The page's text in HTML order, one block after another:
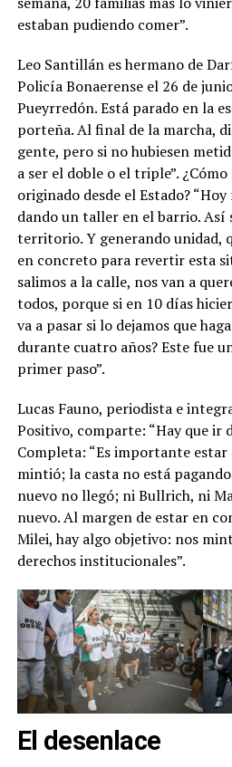
estaban pudiendo comer”.
Leo Santillán es hermano de
Policía Bonaerense el 26 de
Pueyrredón. Está parado en la
porteña. Al final de la marcha,
gente, pero si no hubiesen
a ser el doble o el triple”. ¿Cómo
originado desde el Estado?
dando un taller en el barrio. Así
territorio. Y generando unidad,
en concreto para revertir esta
salimos a la calle, nos van a
todos, porque si en 10 días
va a pasar si lo dejamos que
durante cuatro años? Este fue
primer paso”.
Lucas Fauno, periodista e
Positivo, comparte: “Hay que ir
Completa: “Es importante
mintió; la casta no está
nuevo no llegó; ni Bullrich, ni
nuevo. Al margen de estar en
Milei, hay algo objetivo: nos
derechos institucionales”.
El desenlace